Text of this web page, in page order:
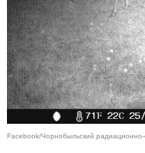
Facebook/Чорнобыльский